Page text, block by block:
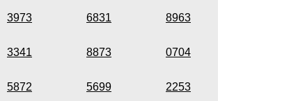
3973 6831 8963
3341 8873 0704
5872 5699 2253